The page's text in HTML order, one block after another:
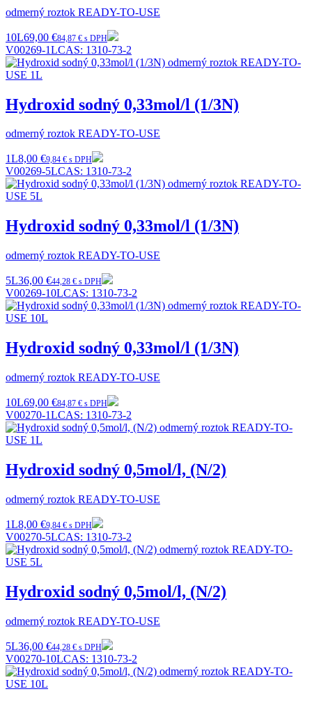
odmerný roztok READY-TO-USE
10L69,00 €84,87 € s DPH
V00269-1LCAS: 1310-73-2
Hydroxid sodný 0,33mol/l (1/3N)
odmerný roztok READY-TO-USE
1L8,00 €9,84 € s DPH
V00269-5LCAS: 1310-73-2
Hydroxid sodný 0,33mol/l (1/3N)
odmerný roztok READY-TO-USE
5L36,00 €44,28 € s DPH
V00269-10LCAS: 1310-73-2
Hydroxid sodný 0,33mol/l (1/3N)
odmerný roztok READY-TO-USE
10L69,00 €84,87 € s DPH
V00270-1LCAS: 1310-73-2
Hydroxid sodný 0,5mol/l, (N/2)
odmerný roztok READY-TO-USE
1L8,00 €9,84 € s DPH
V00270-5LCAS: 1310-73-2
Hydroxid sodný 0,5mol/l, (N/2)
odmerný roztok READY-TO-USE
5L36,00 €44,28 € s DPH
V00270-10LCAS: 1310-73-2